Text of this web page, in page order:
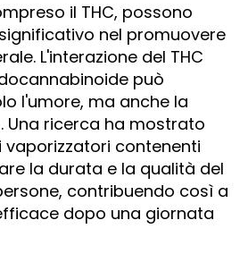
il THC, possono
nel promuovere
L'interazione del THC
può
l'umore, ma anche la
Una ricerca ha mostrato
vaporizzatori contenenti
la durata e la qualità del
contribuendo così a
dopo una giornata